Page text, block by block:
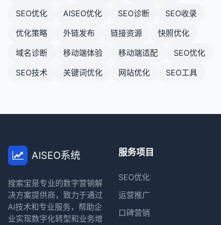
SEO优化
AISEO优化 SEO诊断
SEO收录
优化策略
外链发布 链接资源
快照优化
域名诊断
移动端体验 移动端适配
SEO优化
SEO技术
关键词优化 网站优化 SEO工具
AISEO系统
搜索宝是专业的数字营销解
决方案提供商，致力于通过
AI技术和专业服务，帮助企
业实现数字化转型和业务增
服务项目
SEO优化
运营推广
口碑营销